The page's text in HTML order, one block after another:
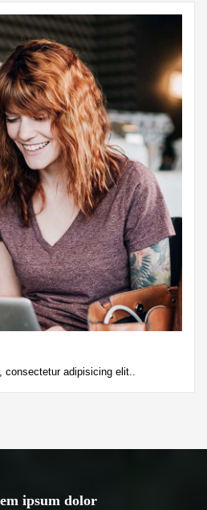
consectetur adipisicing elit..
ipsum dolor